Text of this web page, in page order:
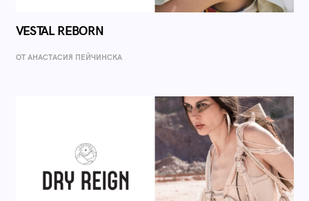
VESTAL REBORN
ОТ AНАСТАСИЯ ПЕЙЧИНСКА